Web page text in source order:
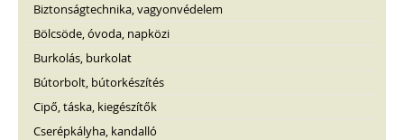
Biztonságtechnika, vagyonvédelem
Bölcsöde, óvoda, napközi
Burkolás, burkolat
Bútorbolt, bútorkészítés
Cipő, táska, kiegészítők
Cserépkályha, kandalló